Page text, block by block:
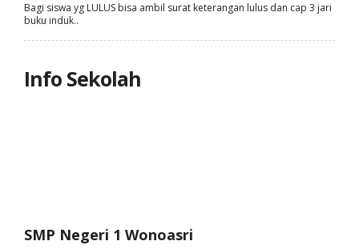
Bagi siswa yg LULUS bisa ambil surat keterangan lulus dan cap 3 jari
buku induk..
Info Sekolah
SMP Negeri 1 Wonoasri